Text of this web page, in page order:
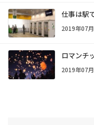
仕事は駅
2019年07
ロマンチ
2019年07